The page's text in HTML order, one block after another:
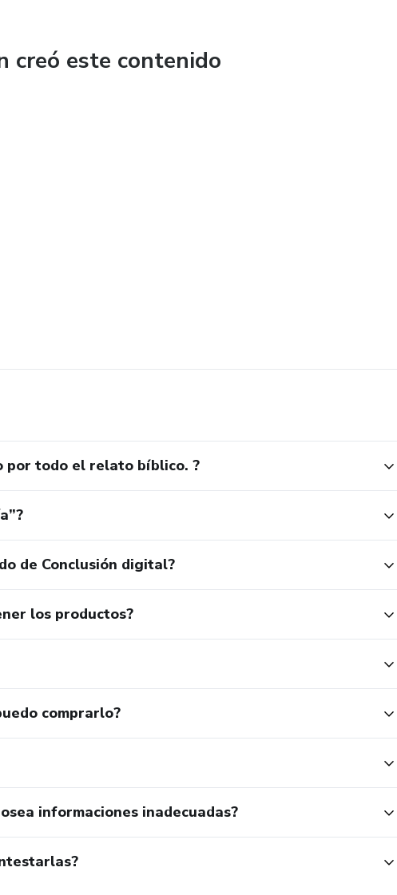
creó este contenido
por todo el relato bíblico. ?
de Conclusión digital?
los productos?
comprarlo?
informaciones inadecuadas?